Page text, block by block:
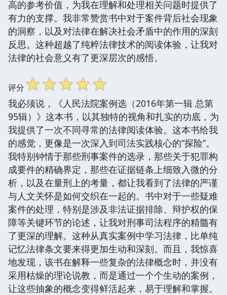
高的参考价值，为我在理解和处理相关问题时提供了
有力的支撑。我非常赞赏书中对于案件背后社会现象
的洞察，以及对法律在解决社会矛盾中的作用的深刻
反思。这种超越了纯粹法律技术的阅读体验，让我对
法律的社会意义有了更深层次的感悟。
评分☆☆☆☆☆
我必须说，《人民法院案例选（2016年第一辑 总第
95辑）》这本书，以其独特的视角和扎实的功底，为
我提供了一次不同寻常的法律阅读体验。这本书给我
的感觉，更像是一次深入到司法实践核心的“探险”。
我特别钟情于那些刑事案件的选录，那些关于犯罪构
成要件的精确界定，那些在证据链条上细致入微的分
析，以及在量刑上的考量，都让我看到了法律的严谨
与人文关怀是如何交织在一起的。书中对于一些疑难
案件的处理，特别是涉及非法证据排除、辩护权的保
障等关键环节的论述，让我对刑事司法程序的精髓有
了更深的理解。这种从真实案例中学习法律，比单纯
记忆法律条文要来得更加生动和深刻。而且，我惊喜
地发现，该书在解释一些复杂的法律概念时，并没有
采用枯燥的理论说教，而是通过一个个生动的案例，
让这些抽象的概念变得鲜活起来，易于理解和掌握。